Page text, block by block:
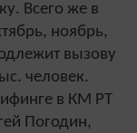
Всего же в
ноябрь,
вызову
человек.
в КМ РТ
Погодин,